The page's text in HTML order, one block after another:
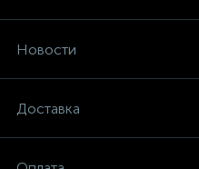
Новости
Доставка